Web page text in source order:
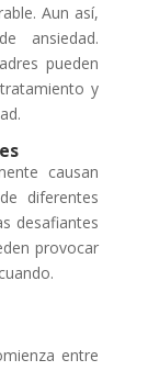
Aun así,
ansiedad.
pueden
y
causan
diferentes
desafiantes
provocar
entre